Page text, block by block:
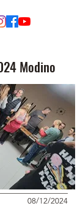
Modino
08/12/2024